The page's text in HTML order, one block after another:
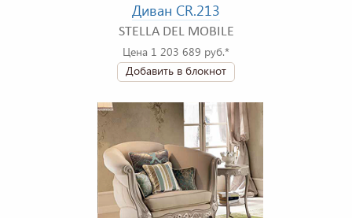
Диван CR.213
STELLA DEL MOBILE
Цена 1 203 689 руб.*
Добавить в блокнот